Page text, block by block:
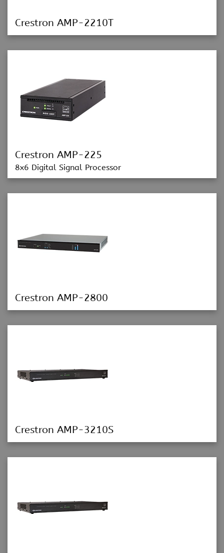
Crestron AMP-2210T
Crestron AMP-225
8x6 Digital Signal Processor
Crestron AMP-2800
Crestron AMP-3210S